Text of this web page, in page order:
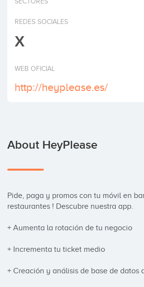
REDES SOCIALES
X
WEB OFICIAL
http://heyplease.es/
About HeyPlease
Pide, paga y promos con tu móvil en
restaurantes ! Descubre nuestra app.
+ Aumenta la rotación de tu negocio
+ Incrementa tu ticket medio
+ Creación y análisis de base de datos